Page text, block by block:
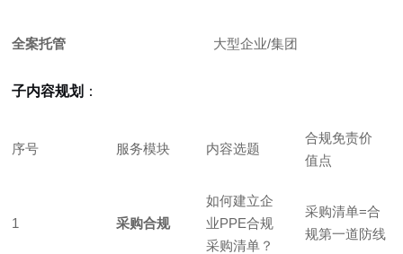
全案托管 大型企业/集团
子内容规划 ：
序号 服务模块 内容选题
合规免责价
值点
1 采购合规
如何建立企
业PPE合规
采购清单？
采购清单=合
规第一道防线